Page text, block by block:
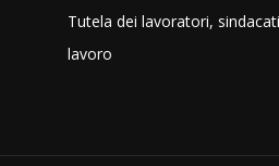
Tutela dei lavoratori,
lavoro